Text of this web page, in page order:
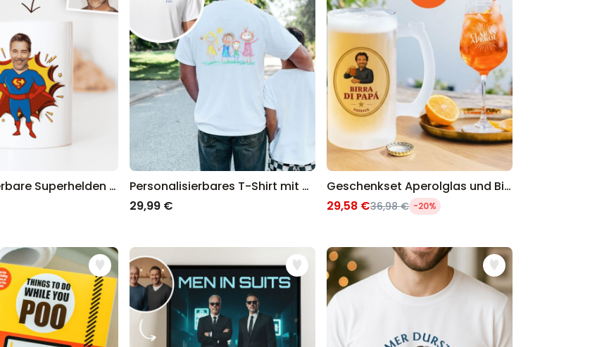
Personalisierbare Superhelden Tasse mit Gesicht
Personalisierbares T-Shirt mit deiner Zeichnung vorne und hinten
29,99 €
Geschenkset Aperolglas und Bierkrug
29,58 €36,98 € -20%